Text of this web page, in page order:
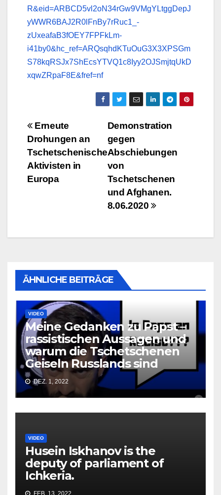
R&eid=ARBCD5vl2oN34rGw9VMgYLtggDepJ
yWWR6BAJ2R0lFnBy7rRuc1_-
zUxeafaB3fOEY7FPFkLm-
i41by0&hc_ref=ARQsqhdKTuOuG3X3XPSGm
S78kqRSJx7ShEcsYTVQ1c8Iyy2OJSmjtqUkD
xqwZRpaF8E&fref=nf
Beitragsnavigation
Demonstration
gegen
Abschiebungen
von
Tschetschenen
und Afghanen.
8.06.2020
Erneute
Drohungen an
Tschetschenische
Aktivisten in
Europa
ÄHNLICHE BEITRÄGE
VIDEO
Meine Gedanken zu Papst –
rassistischen Aussagen und
warum die Tschetschenen
Geiseln Russlands sind
DEZ. 1, 2022
VIDEO
Husein Iskhanov is the
deputy of parliament of
Ichkeria.
FEB. 13, 2022